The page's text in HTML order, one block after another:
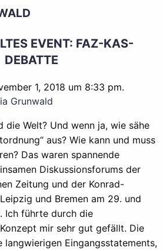
EVENT: FAZ-KAS-
DEBATTE
1, 2018 um 8:33 pm.
Grunwald
die Welt? Und wenn ja, wie sähe
aus? Wie kann und muss
Das waren spannende
Diskussionsforums der
Zeitung und der Konrad-
und Bremen am 29. und
Ich führte durch die
mir sehr gut gefällt. Die
langwierigen Eingangsstatements,